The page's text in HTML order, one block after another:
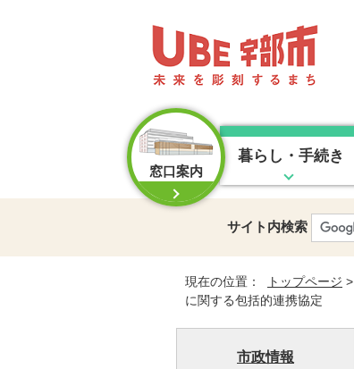
窓口案内
暮らし・手続き
サイト内検索
現在の位置： トップページ >
に関する包括的連携協定
市政情報